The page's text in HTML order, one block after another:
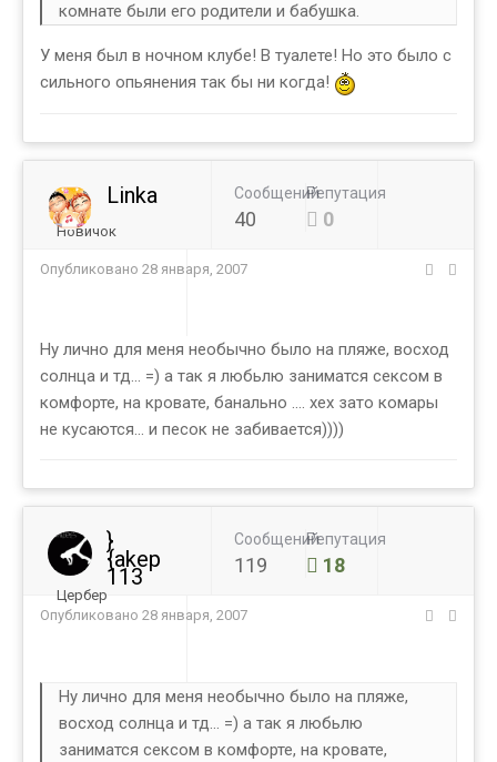
комнате были его родители и бабушка.
У меня был в ночном клубе! В туалете! Но это было с
сильного опьянения так бы ни когда!
Linka
Новичок
Сообщений
40
Репутация
0
Опубликовано 28 января, 2007
Ну лично для меня необычно было на пляже, восход
солнца и тд... =) а так я любьлю заниматся сексом в
комфорте, на кровате, банально .... хех зато комары
не кусаются... и песок не забивается))))
}
{akep
113
Цербер
Сообщений
119
Репутация
18
Опубликовано 28 января, 2007
Ну лично для меня необычно было на пляже,
восход солнца и тд... =) а так я любьлю
заниматся сексом в комфорте, на кровате,